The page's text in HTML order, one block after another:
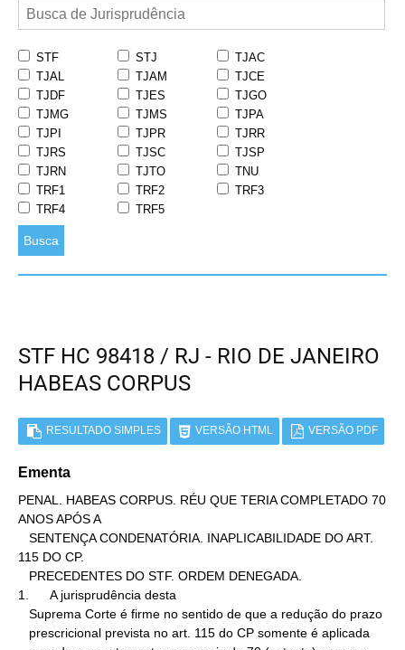
STF STJ
TJAC
TJAL
TJAM
TJCE
TJDF
TJES
TJGO
TJMG
TJMS
TJPA
TJPI
TJPR
TJRR
TJRS
TJSC
TJSP
TJRN
TJTO
TNU
TRF1
TRF2
TRF3
TRF4
TRF5
Busca
STF HC 98418 / RJ - RIO DE JANEIRO
HABEAS CORPUS
RESULTADO SIMPLES VERSÃO HTML VERSÃO PDF
Ementa
PENAL. HABEAS CORPUS. RÉU QUE TERIA COMPLETADO 70
ANOS APÓS A
115 DO CP.
1.      A jurisprudência desta